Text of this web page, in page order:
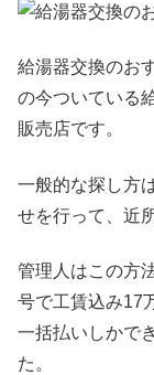
給湯器交換のお
の今ついている
販売店です。
一般的な探し方
せを行って、近
管理人はこの方
号で工賃込み17
一括払いしかで
た。